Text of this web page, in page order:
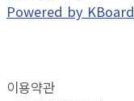
Powered by KBoard
이용약관